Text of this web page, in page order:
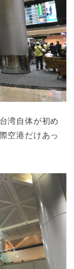
湾自体が初め
空港だけあっ